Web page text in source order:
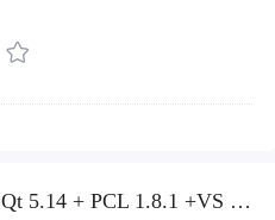
PCL综合开发（一）：Qt 5.14 + PCL 1.8.1 +VS 2017环境配置